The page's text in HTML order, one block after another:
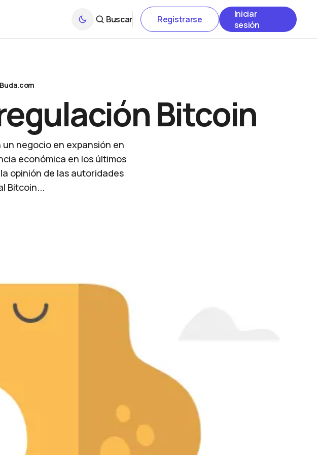
Buscar Registrarse
Iniciar
sesión
Buda.com
Bitcoin
negocio en expansión en
económica en los últimos
opinión de las autoridades
Bitcoin...